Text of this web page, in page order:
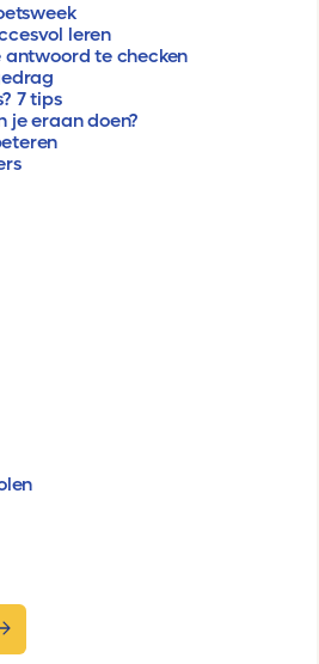
leren
antwoord te checken
7 tips
je eraan doen?